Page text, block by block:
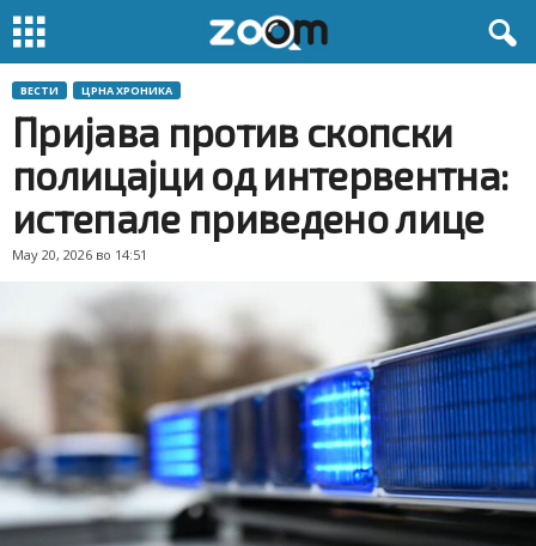
ВЕСТИ ЦРНА ХРОНИКА
Пријава против скопски
полицајци од интервентна:
истепале приведено лице
May 20, 2026 во 14:51